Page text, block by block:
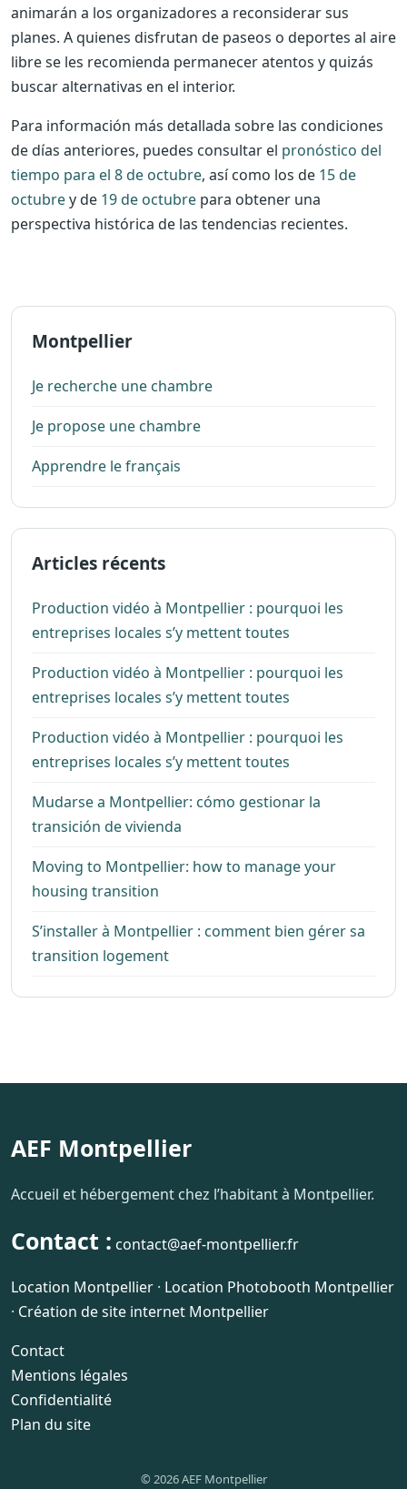
animarán a los organizadores a reconsiderar sus
planes. A quienes disfrutan de paseos o deportes al aire
libre se les recomienda permanecer atentos y quizás
buscar alternativas en el interior.
Para información más detallada sobre las condiciones
de días anteriores, puedes consultar el pronóstico del
tiempo para el 8 de octubre, así como los de 15 de
octubrey de 19 de octubre para obtener una
perspectiva histórica de las tendencias recientes.
Montpellier
Je recherche une chambre
Je propose une chambre
Apprendre le français
Articles récents
Production vidéo à Montpellier : pourquoi les
entreprises locales s’y mettent toutes
Production vidéo à Montpellier : pourquoi les
entreprises locales s’y mettent toutes
Production vidéo à Montpellier : pourquoi les
entreprises locales s’y mettent toutes
Mudarse a Montpellier: cómo gestionar la
transición de vivienda
Moving to Montpellier: how to manage your
housing transition
S’installer à Montpellier : comment bien gérer sa
transition logement
AEF Montpellier
Accueil et hébergement chez l’habitant à Montpellier.
Contact : contact@aef-montpellier.fr
Location Montpellier · Location Photobooth Montpellier
· Création de site internet Montpellier
Contact
Mentions légales
Confidentialité
Plan du site
© 2026 AEF Montpellier